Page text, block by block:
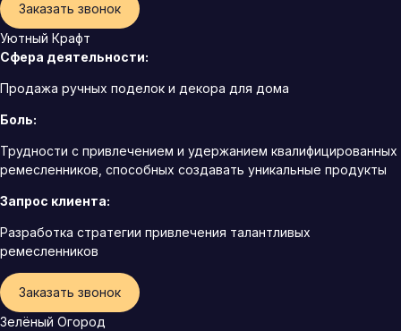
Заказать звонок
Уютный Крафт
Сфера деятельности:
Продажа ручных поделок и декора для дома
Боль:
Трудности с привлечением и удержанием квалифицированных
ремесленников, способных создавать уникальные продукты
Запрос клиента:
Разработка стратегии привлечения талантливых
ремесленников
Заказать звонок
Зелёный Огород